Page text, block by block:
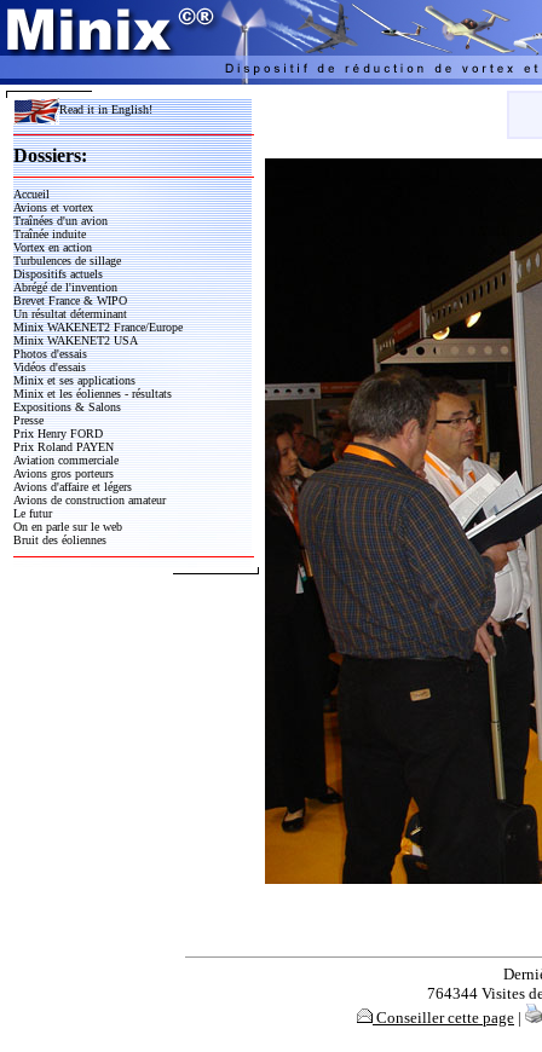
Read it in English!
Dossiers:
Accueil
Avions et vortex
Traînées d'un avion
Traînée induite
Vortex en action
Turbulences de sillage
Dispositifs actuels
Abrégé de l'invention
Brevet France & WIPO
Un résultat déterminant
Minix WAKENET2 France/Europe
Minix WAKENET2 USA
Photos d'essais
Vidéos d'essais
Minix et ses applications
Minix et les éoliennes - résultats
Expositions & Salons
Presse
Prix Henry FORD
Prix Roland PAYEN
Aviation commerciale
Avions gros porteurs
Avions d'affaire et légers
Avions de construction amateur
Le futur
On en parle sur le web
Bruit des éoliennes
764344 Visites
Conseiller cette page |